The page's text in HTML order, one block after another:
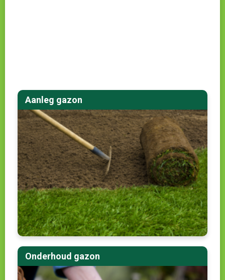
Aanleg gazon
Onderhoud gazon